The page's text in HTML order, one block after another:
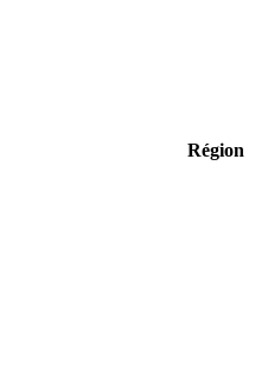
Région